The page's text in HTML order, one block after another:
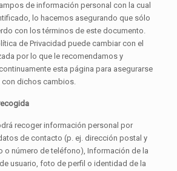
de información personal con la cual
lo hacemos asegurando que sólo
con los términos de este documento.
de Privacidad puede cambiar con el
por lo que le recomendamos y
esta página para asegurarse
con dichos cambios.
recoger información personal por
de contacto (p. ej. dirección postal y
o número de teléfono), Información de la
usuario, foto de perfil o identidad de la